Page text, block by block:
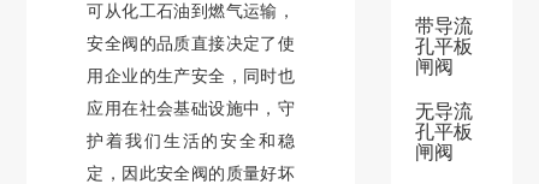
可从化工石油到燃气运输，
安全阀的品质直接决定了使
用企业的生产安全，同时也
应用在社会基础设施中，守
护着我们生活的安全和稳
定，因此安全阀的质量好坏
带导流
孔平板
闸阀
无导流
孔平板
闸阀